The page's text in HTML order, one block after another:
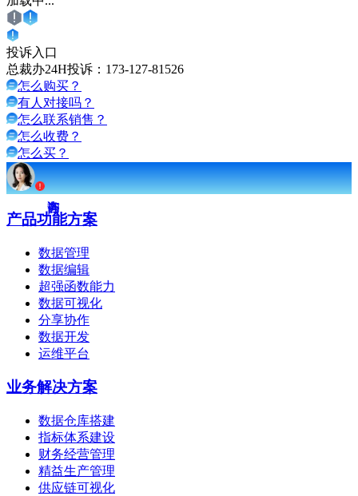
投诉入口
总裁办24H投诉： 173-127-81526
怎么购买？
有人对接吗？
怎么联系销售？
怎么收费？
怎么买？
产品功能方案
数据管理
数据编辑
超强函数能力
数据可视化
分享协作
数据开发
运维平台
业务解决方案
数据仓库搭建
指标体系建设
财务经营管理
精益生产管理
供应链可视化